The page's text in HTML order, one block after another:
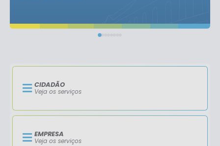
CIDADÃO
Veja os serviços
EMPRESA
Veja os serviços